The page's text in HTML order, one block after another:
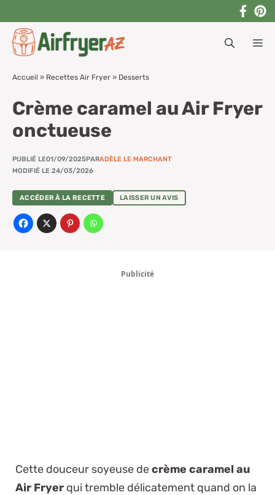
contenu
Accueil » Recettes Air Fryer » Desserts
Crème caramel au Air Fryer
onctueuse
PUBLIÉ LE01/09/2025PARADÈLE LE MARCHANT
MODIFIÉ LE 24/03/2026
ACCÉDER À LA RECETTE LAISSER UN AVIS
Publicité
Cette douceur soyeuse decrème caramel au
Air Fryer qui tremble délicatement quand on la